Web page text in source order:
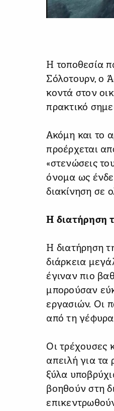
Η τοποθεσία
Σόλοτουρν, ο
κοντά στον
πρακτικό
Ακόμη και το
προέρχεται
«στενώσεις
όνομα ως
διακίνηση σε
Η διατήρηση
Η διατήρηση
διάρκεια
έγιναν πιο
μπορούσαν
εργασιών. Οι
από τη
Οι τρέχουσες
απειλή για τα
ξύλα
βοηθούν στη